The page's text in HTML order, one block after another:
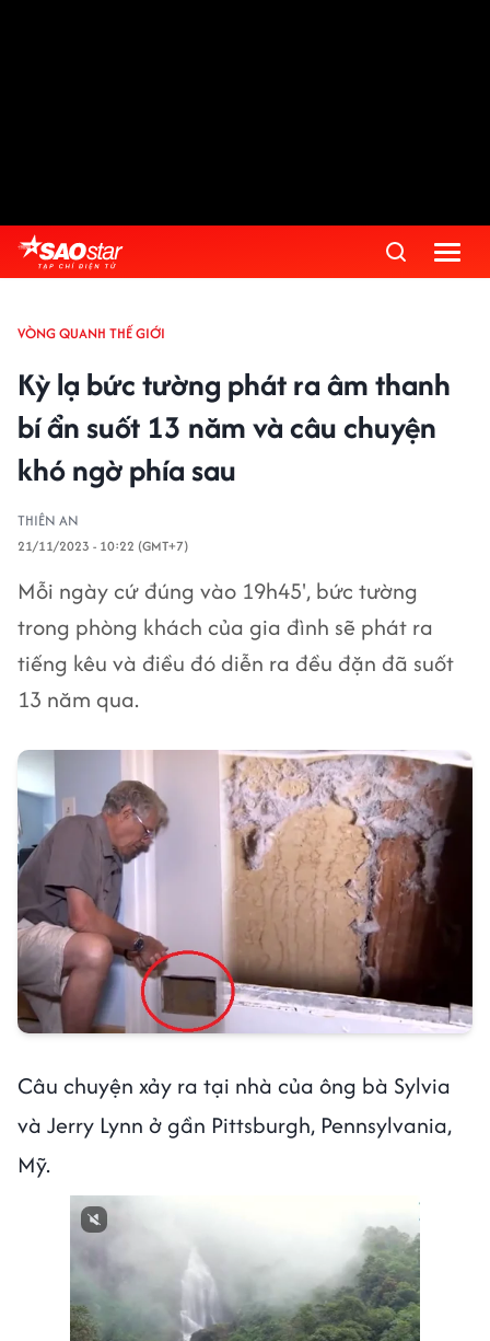
VÒNG QUANH THẾ GIỚI
Kỳ lạ bức tường phát ra âm thanh
bí ẩn suốt 13 năm và câu chuyện
khó ngờ phía sau
THIÊN AN
21/11/2023 - 10:22 (GMT+7)
Mỗi ngày cứ đúng vào 19h45', bức tường
trong phòng khách của gia đình sẽ phát ra
tiếng kêu và điều đó diễn ra đều đặn đã suốt
13 năm qua.
Câu chuyện xảy ra tại nhà của ông bà Sylvia
và Jerry Lynn ở gần Pittsburgh, Pennsylvania,
Mỹ.